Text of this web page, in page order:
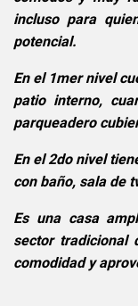
incluso para
potencial.
En el 1mer nivel
patio interno,
parqueadero
En el 2do nivel
con baño, sala de
Es una casa
sector tradicional
comodidad y